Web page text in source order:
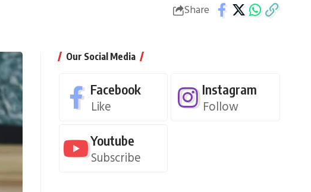
Share
Our Social Media
Facebook
Like
Instagram
Follow
Youtube
Subscribe